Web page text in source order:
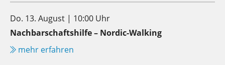
Do. 13. August | 10:00 Uhr
Nachbarschaftshilfe – Nordic-Walking
mehr erfahren